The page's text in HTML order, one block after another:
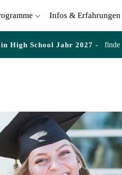
Infos & Erfahrungen
High School Jahr 2027 - finde